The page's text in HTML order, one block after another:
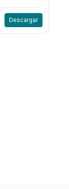
Descargar